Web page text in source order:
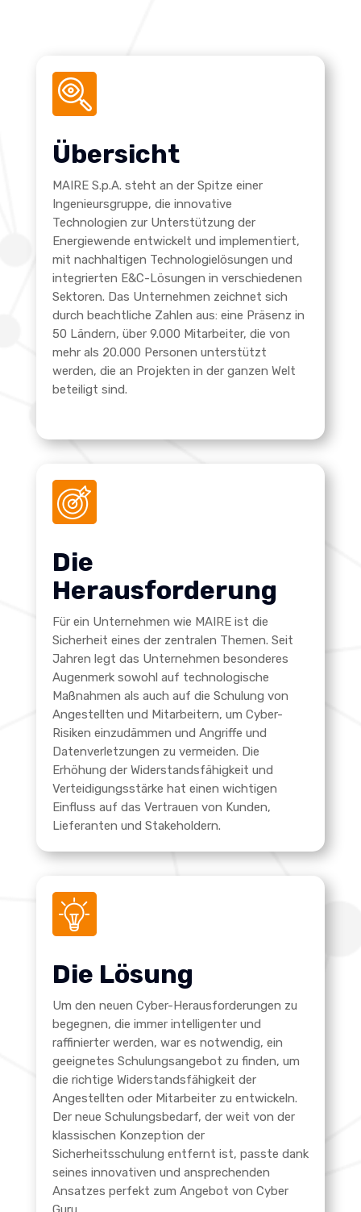
Übersicht
MAIRE S.p.A. steht an der Spitze einer
Ingenieursgruppe, die innovative
Technologien zur Unterstützung der
Energiewende entwickelt und implementiert,
mit nachhaltigen Technologielösungen und
integrierten E&C-Lösungen in verschiedenen
Sektoren. Das Unternehmen zeichnet sich
durch beachtliche Zahlen aus: eine Präsenz in
50 Ländern, über 9.000 Mitarbeiter, die von
mehr als 20.000 Personen unterstützt
werden, die an Projekten in der ganzen Welt
beteiligt sind.
Die
Herausforderung
Für ein Unternehmen wie MAIRE ist die
Sicherheit eines der zentralen Themen. Seit
Jahren legt das Unternehmen besonderes
Augenmerk sowohl auf technologische
Maßnahmen als auch auf die Schulung von
Angestellten und Mitarbeitern, um Cyber-
Risiken einzudämmen und Angriffe und
Datenverletzungen zu vermeiden. Die
Erhöhung der Widerstandsfähigkeit und
Verteidigungsstärke hat einen wichtigen
Einfluss auf das Vertrauen von Kunden,
Lieferanten und Stakeholdern.
Die Lösung
Um den neuen Cyber-Herausforderungen zu
begegnen, die immer intelligenter und
raffinierter werden, war es notwendig, ein
geeignetes Schulungsangebot zu finden, um
die richtige Widerstandsfähigkeit der
Angestellten oder Mitarbeiter zu entwickeln.
Der neue Schulungsbedarf, der weit von der
klassischen Konzeption der
Sicherheitsschulung entfernt ist, passte dank
seines innovativen und ansprechenden
Ansatzes perfekt zum Angebot von Cyber